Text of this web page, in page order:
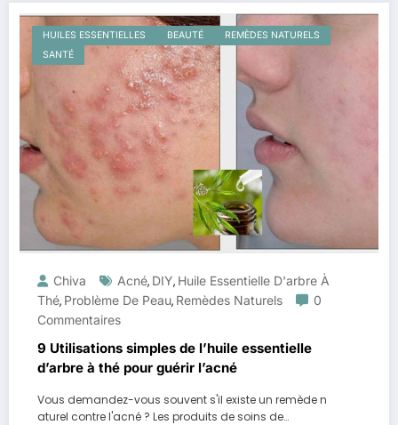
HUILES ESSENTIELLES BEAUTÉ
REMÈDES NATURELS
SANTÉ
Chiva Acné, DIY, Huile Essentielle D'arbre À
Thé, Problème De Peau, Remèdes Naturels
0
Commentaires
9 Utilisations simples de l’huile essentielle
d’arbre à thé pour guérir l’acné
Vous demandez-vous souvent s'il existe un remède n
aturel contre l'acné ? Les produits de soins de…